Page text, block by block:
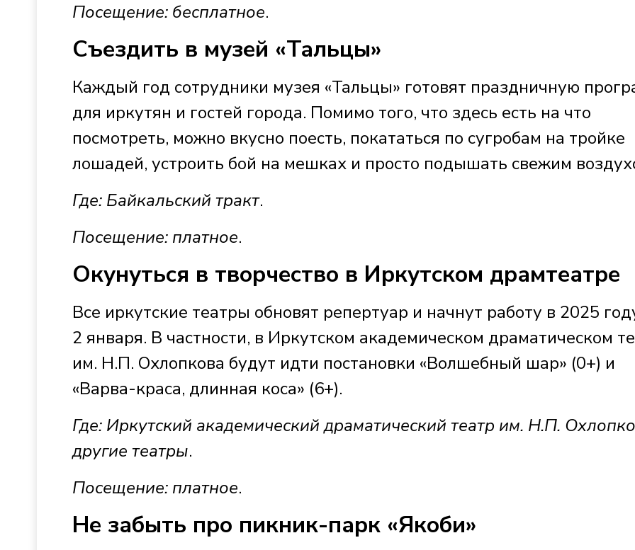
Посещение: бесплатное.
Съездить в музей «Тальцы»
Каждый год сотрудники музея «Тальцы» готовят праздничную
для иркутян и гостей города. Помимо того, что здесь есть на что
посмотреть, можно вкусно поесть, покататься по сугробам на тройке
лошадей, устроить бой на мешках и просто подышать свежим
Где: Байкальский тракт.
Посещение: платное.
Окунуться в творчество в Иркутском драмтеатре
Все иркутские театры обновят репертуар и начнут работу в 2025
2 января. В частности, в Иркутском академическом драматическом
им. Н.П. Охлопкова будут идти постановки «Волшебный шар» (0+) и
«Варва-краса, длинная коса» (6+).
Где: Иркутский академический драматический театр им. Н.П.
другие театры.
Посещение: платное.
Не забыть про пикник-парк «Якоби»